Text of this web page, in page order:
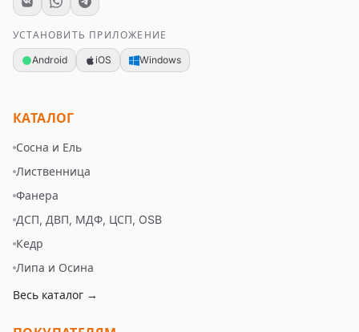
УСТАНОВИТЬ ПРИЛОЖЕНИЕ
Android iOS Windows
КАТАЛОГ
Сосна и Ель
Лиственница
Фанера
ДСП, ДВП, МДФ, ЦСП, OSB
Кедр
Липа и Осина
Весь каталог →